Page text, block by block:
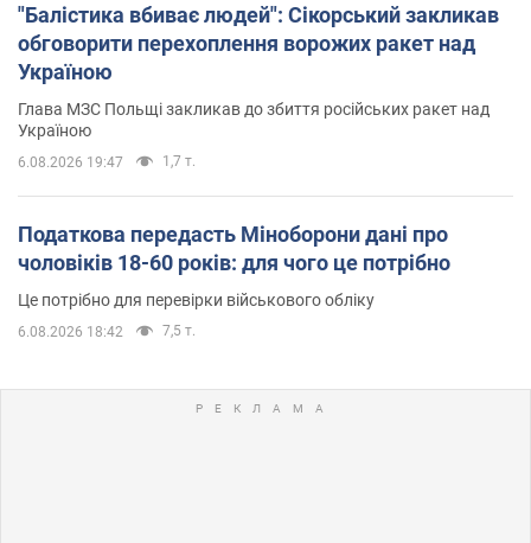
"Балістика вбиває людей": Сікорський закликав
обговорити перехоплення ворожих ракет над
Україною
Глава МЗС Польщі закликав до збиття російських ракет над
Україною
6.08.2026 19:47 1,7 т.
Податкова передасть Міноборони дані про
чоловіків 18-60 років: для чого це потрібно
Це потрібно для перевірки військового обліку
6.08.2026 18:42 7,5 т.